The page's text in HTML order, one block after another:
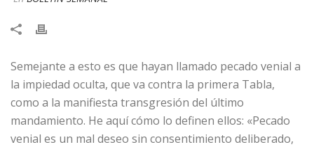
Semejante a esto es que hayan llamado pecado venial a
la impiedad oculta, que va contra la primera Tabla,
como a la manifiesta transgresión del último
mandamiento. He aquí cómo lo definen ellos: «Pecado
venial es un mal deseo sin consentimiento deliberado,